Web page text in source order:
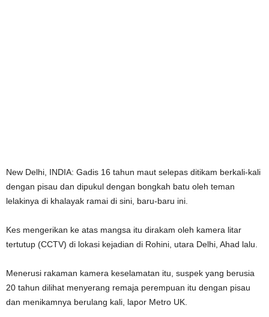
New Delhi, INDIA: Gadis 16 tahun maut selepas ditikam berkali-kali
dengan pisau dan dipukul dengan bongkah batu oleh teman
lelakinya di khalayak ramai di sini, baru-baru ini.
Kes mengerikan ke atas mangsa itu dirakam oleh kamera litar
tertutup (CCTV) di lokasi kejadian di Rohini, utara Delhi, Ahad lalu.
Menerusi rakaman kamera keselamatan itu, suspek yang berusia
20 tahun dilihat menyerang remaja perempuan itu dengan pisau
dan menikamnya berulang kali, lapor Metro UK.